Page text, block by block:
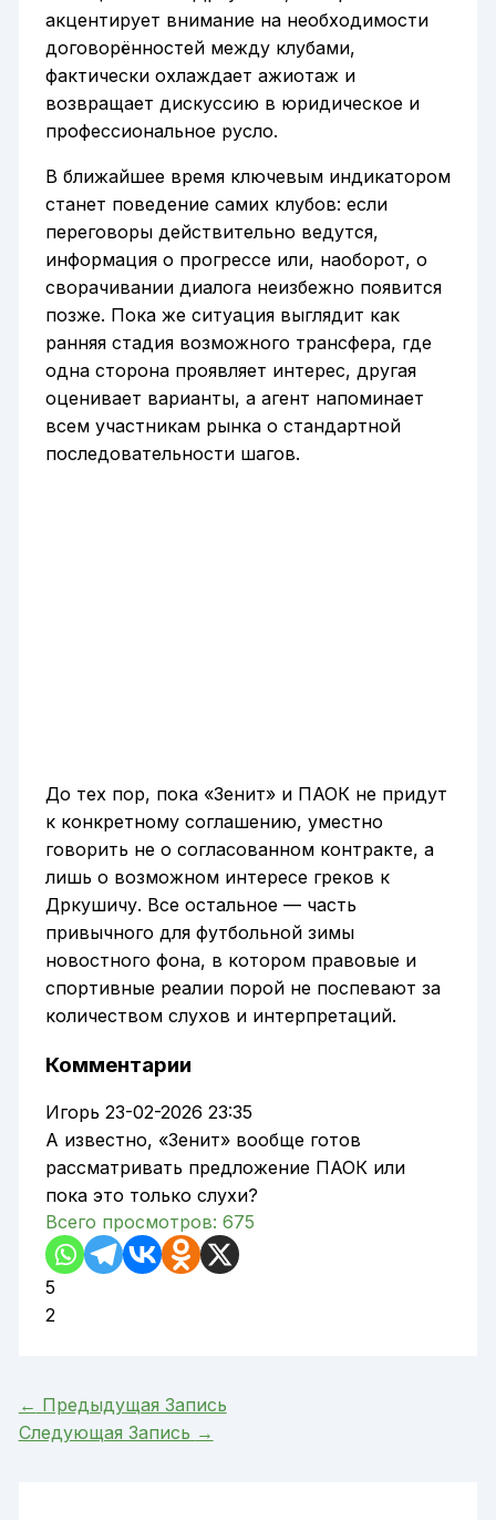
акцентирует внимание на необходимости
договорённостей между клубами,
фактически охлаждает ажиотаж и
возвращает дискуссию в юридическое и
профессиональное русло.
В ближайшее время ключевым индикатором
станет поведение самих клубов: если
переговоры действительно ведутся,
информация о прогрессе или, наоборот, о
сворачивании диалога неизбежно появится
позже. Пока же ситуация выглядит как
ранняя стадия возможного трансфера, где
одна сторона проявляет интерес, другая
оценивает варианты, а агент напоминает
всем участникам рынка о стандартной
последовательности шагов.
До тех пор, пока «Зенит» и ПАОК не придут
к конкретному соглашению, уместно
говорить не о согласованном контракте, а
лишь о возможном интересе греков к
Дркушичу. Все остальное — часть
привычного для футбольной зимы
новостного фона, в котором правовые и
спортивные реалии порой не поспевают за
количеством слухов и интерпретаций.
Комментарии
Игорь 23-02-2026 23:35
А известно, «Зенит» вообще готов
рассматривать предложение ПАОК или
пока это только слухи?
Всего просмотров: 675
5
2
← Предыдущая Запись
Следующая Запись →